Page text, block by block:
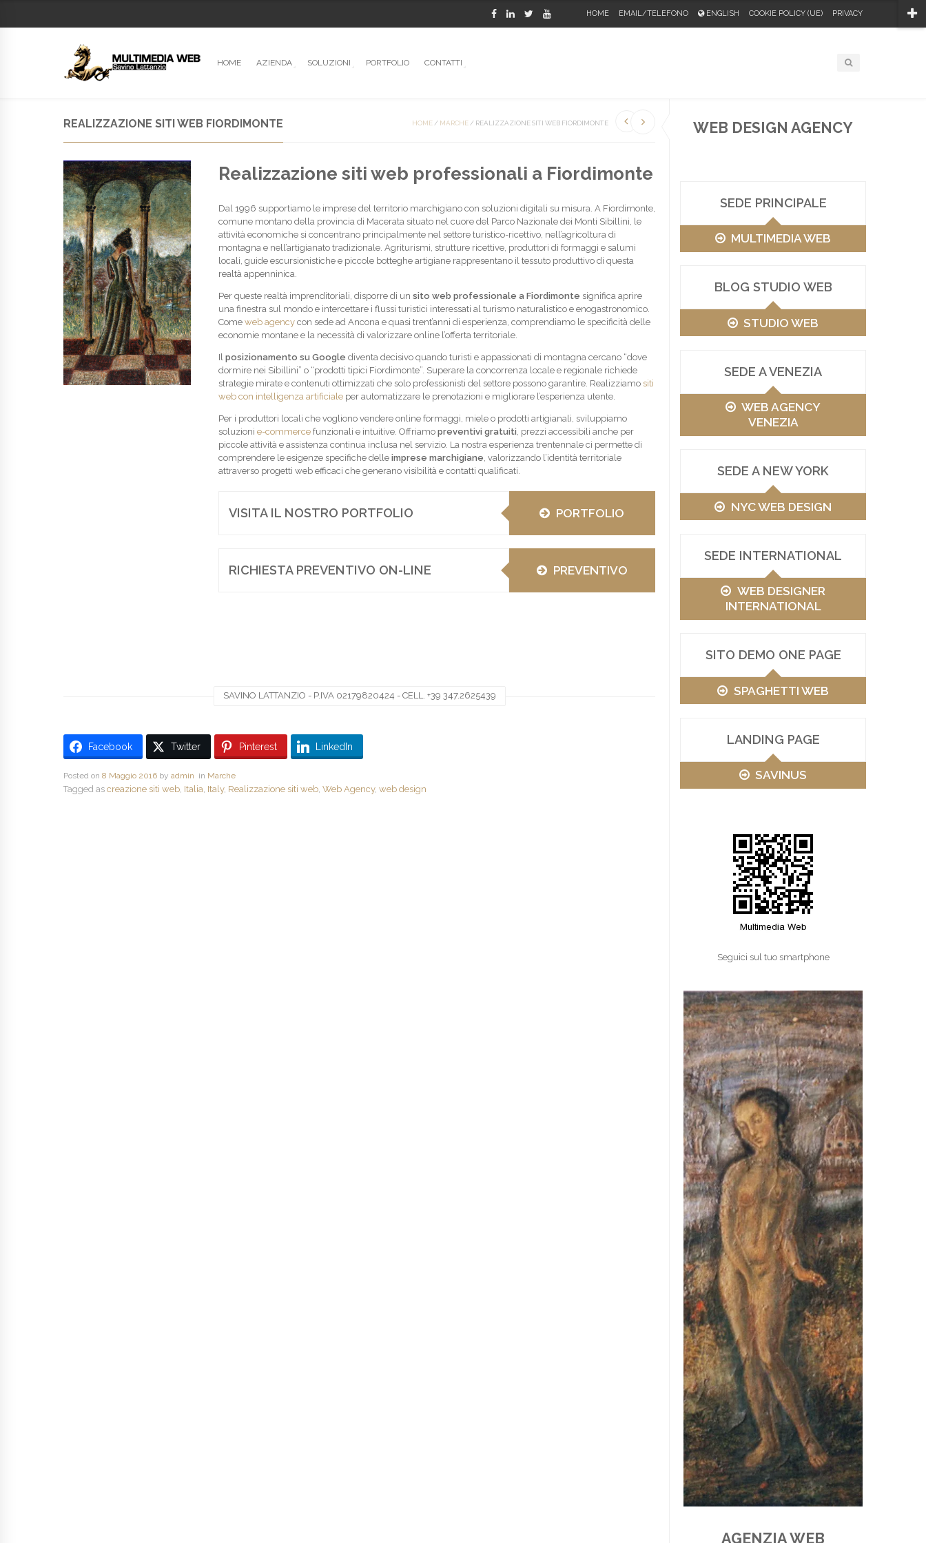
HOME EMAIL/TELEFONO ENGLISH COOKIE POLICY (UE) PRIVACY
HOME AZIENDA SOLUZIONI PORTFOLIO CONTATTI
WEB DESIGN AGENCY
SEDE PRINCIPALE
MULTIMEDIA WEB
BLOG STUDIO WEB
STUDIO WEB
SEDE A VENEZIA
WEB AGENCY
VENEZIA
SEDE A NEW YORK
NYC WEB DESIGN
SEDE INTERNATIONAL
WEB DESIGNER
INTERNATIONAL
SITO DEMO ONE PAGE
SPAGHETTI WEB
LANDING PAGE
SAVINUS
Seguici sul tuo smartphone
AGENZIA WEB
HOME / MARCHE / REALIZZAZIONE SITI WEB FIORDIMONTE
REALIZZAZIONE SITI WEB FIORDIMONTE
Realizzazione siti web professionali a Fiordimonte
Dal 1996 supportiamo le imprese del territorio marchigiano con soluzioni digitali su misura. A Fiordimonte,
comune montano della provincia di Macerata situato nel cuore del Parco Nazionale dei Monti Sibillini, le
attività economiche si concentrano principalmente nel settore turistico-ricettivo, nell’agricoltura di
montagna e nell’artigianato tradizionale. Agriturismi, strutture ricettive, produttori di formaggi e salumi
locali, guide escursionistiche e piccole botteghe artigiane rappresentano il tessuto produttivo di questa
realtà appenninica.
Per queste realtà imprenditoriali, disporre di un sito web professionale a Fiordimonte significa aprire
una finestra sul mondo e intercettare i flussi turistici interessati al turismo naturalistico e enogastronomico.
Come web agencycon sede ad Ancona e quasi trent’anni di esperienza, comprendiamo le specificità delle
economie montane e la necessità di valorizzare online l’offerta territoriale.
Il posizionamento su Google diventa decisivo quando turisti e appassionati di montagna cercano “dove
dormire nei Sibillini” o “prodotti tipici Fiordimonte”. Superare la concorrenza locale e regionale richiede
strategie mirate e contenuti ottimizzati che solo professionisti del settore possono garantire. Realizziamo siti
web con intelligenza artificialeper automatizzare le prenotazioni e migliorare l’esperienza utente.
Per i produttori locali che vogliono vendere online formaggi, miele o prodotti artigianali, sviluppiamo
soluzioni e-commercefunzionali e intuitive. Offriamo preventivi gratuiti, prezzi accessibili anche per
piccole attività e assistenza continua inclusa nel servizio. La nostra esperienza trentennale ci permette di
comprendere le esigenze specifiche delle imprese marchigiane, valorizzando l’identità territoriale
attraverso progetti web efficaci che generano visibilità e contatti qualificati.
VISITA IL NOSTRO PORTFOLIO PORTFOLIO
RICHIESTA PREVENTIVO ON-LINE PREVENTIVO
SAVINO LATTANZIO - P.IVA 02179820424 - CELL. +39 347.2625439
Facebook Twitter Pinterest LinkedIn
Posted on 8 Maggio 2016 by admin in Marche
Tagged as creazione siti web Italia Italy, Realizzazione siti web Web Agency, web design